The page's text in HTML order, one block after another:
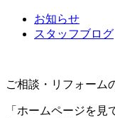
お知らせ
スタッフブログ
ご相談・リフォーム
「ホームページを